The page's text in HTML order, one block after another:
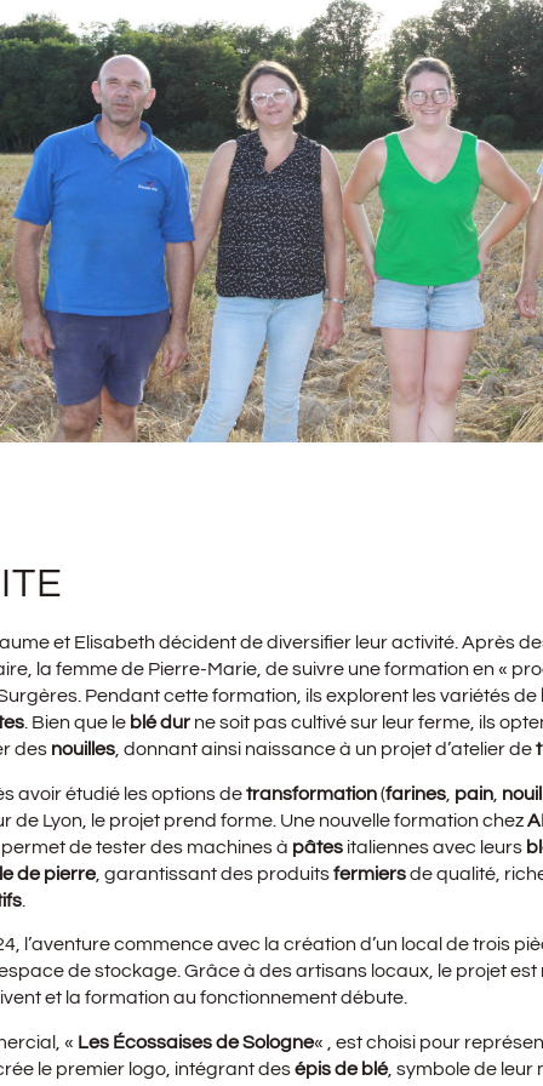
et Elisabeth décident de diversifier leur activité. Après
la femme de Pierre-Marie, de suivre une formation en «
Pendant cette formation, ils explorent les variétés de
. Bien que le blé dur ne soit pas cultivé sur leur ferme, ils
des nouilles, donnant ainsi naissance à un projet d’atelier de
avoir étudié les options detransformation(farines pain
de Lyon, le projet prend forme. Une nouvelle formation chez
de tester des machines à pâtes italiennes avec leurs
de pierre, garantissant des produitsfermiersde qualité,
l’aventure commence avec la création d’un local de trois
de stockage. Grâce à des artisans locaux, le projet est
et la formation au fonctionnement débute.
« Les Écossaises de Sologne« , est choisi pour
le premier logo, intégrant desépis de blé, symbole de leur